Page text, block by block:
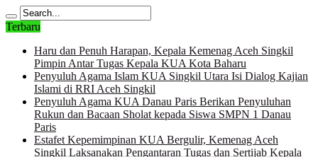
Terbaru
Haru dan Penuh Harapan, Kepala Kemenag Aceh Singkil
Pimpin Antar Tugas Kepala KUA Kota Baharu
Penyuluh Agama Islam KUA Singkil Utara Isi Dialog Kajian
Islami di RRI Aceh Singkil
Penyuluh Agama KUA Danau Paris Berikan Penyuluhan
Rukun dan Bacaan Sholat kepada Siswa SMPN 1 Danau
Paris
Estafet Kepemimpinan KUA Bergulir, Kemenag Aceh
Singkil Laksanakan Pengantaran Tugas dan Sertijab Kepala